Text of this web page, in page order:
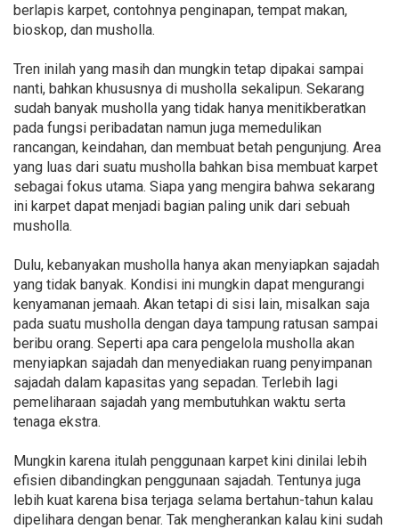
berlapis karpet, contohnya penginapan, tempat makan,
bioskop, dan musholla.
Tren inilah yang masih dan mungkin tetap dipakai sampai
nanti, bahkan khususnya di musholla sekalipun. Sekarang
sudah banyak musholla yang tidak hanya menitikberatkan
pada fungsi peribadatan namun juga memedulikan
rancangan, keindahan, dan membuat betah pengunjung. Area
yang luas dari suatu musholla bahkan bisa membuat karpet
sebagai fokus utama. Siapa yang mengira bahwa sekarang
ini karpet dapat menjadi bagian paling unik dari sebuah
musholla.
Dulu, kebanyakan musholla hanya akan menyiapkan sajadah
yang tidak banyak. Kondisi ini mungkin dapat mengurangi
kenyamanan jemaah. Akan tetapi di sisi lain, misalkan saja
pada suatu musholla dengan daya tampung ratusan sampai
beribu orang. Seperti apa cara pengelola musholla akan
menyiapkan sajadah dan menyediakan ruang penyimpanan
sajadah dalam kapasitas yang sepadan. Terlebih lagi
pemeliharaan sajadah yang membutuhkan waktu serta
tenaga ekstra.
Mungkin karena itulah penggunaan karpet kini dinilai lebih
efisien dibandingkan penggunaan sajadah. Tentunya juga
lebih kuat karena bisa terjaga selama bertahun-tahun kalau
dipelihara dengan benar. Tak mengherankan kalau kini sudah